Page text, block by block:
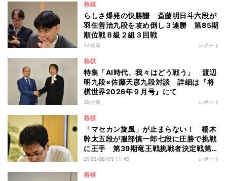
将棋
らしさ爆発の快勝譜 斎藤明日斗六段が
羽生善治九段を攻め倒し３連勝 第85期
順位戦Ｂ級２組３回戦
24分前 レポート
将棋
特集「AI時代、我々はどう戦う」 渡辺
明九段×佐藤天彦九段対談 詳細は『将
棋世界2026年９月号』にて
39分前 レポート
将棋
「マセカン旋風」が止まらない！ 柵木
幹太五段が服部慎一郎七段に圧勝で挑戦
に王手 第39期竜王戦挑戦者決定戦第１
局
2026/08/05 11:45 レポート
将棋